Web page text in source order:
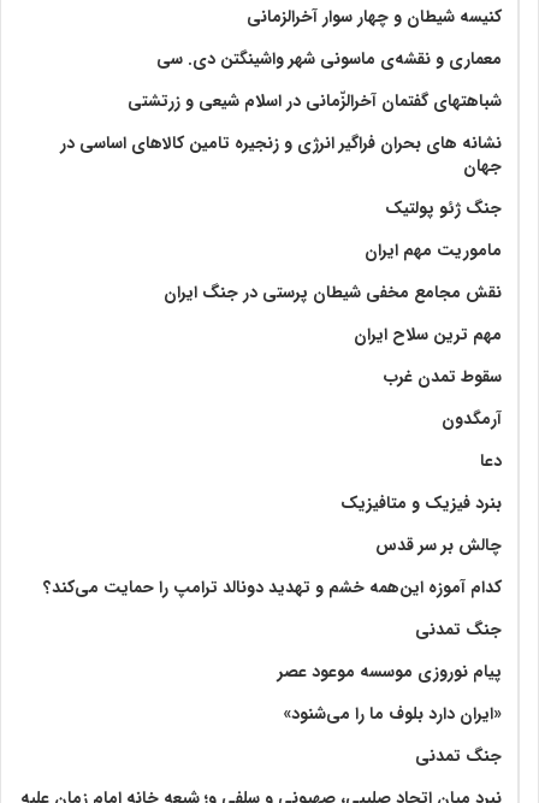
کنیسه شیطان و چهار سوار آخرالزمانی
معماری و نقشه‌ی ماسونی شهر واشينگتن دی. سی
شباهتهای گفتمان آخر‌الزّمانی در اسلام شیعی و زرتشتی
نشانه های بحران فراگیر انرژی و زنجیره تامین کالاهای اساسی در
جهان
جنگ ژئو پولتیک
ماموریت مهم ایران
نقش مجامع مخفی شیطان پرستی در جنگ ایران
مهم ترین سلاح ایران
سقوط تمدن غرب
آرمگدون
دعا
بنرد فیزیک و متافیزیک
چالش بر سر قدس
کدام آموزه این‌همه خشم و تهدید دونالد ترامپ را حمایت می‌کند؟
جنگ تمدنی
پیام نوروزی موسسه موعود عصر
«ایران دارد بلوف ما را می‌شنود»
جنگ تمدنی